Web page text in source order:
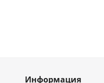
Информация